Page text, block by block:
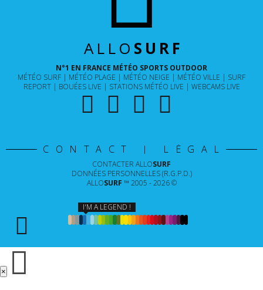
ALLO SURF
N°1 EN FRANCE MÉTÉO SPORTS OUTDOOR
MÉTÉO SURF
MÉTÉO PLAGE MÉTÉO NEIGE MÉTÉO VILLE
SURF
REPORT
BOUÉES LIVE STATIONS MÉTÉO LIVE WEBCAMS LIVE
CONTACT | LÉGAL
CONTACTER ALLOSURF
DONNÉES PERSONNELLES (R.G.P.D.)
ALLOSURF ™ 2005 - 2026 ©
I'M A LEGEND !
×